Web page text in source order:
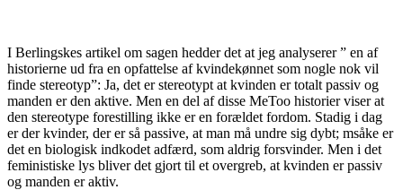
I Berlingskes artikel om sagen hedder det at jeg analyserer ” en af
historierne ud fra en opfattelse af kvindekønnet som nogle nok vil
finde stereotyp”: Ja, det er stereotypt at kvinden er totalt passiv og
manden er den aktive. Men en del af disse MeToo historier viser at
den stereotype forestilling ikke er en forældet fordom. Stadig i dag
er der kvinder, der er så passive, at man må undre sig dybt; msåke er
det en biologisk indkodet adfærd, som aldrig forsvinder. Men i det
feministiske lys bliver det gjort til et overgreb, at kvinden er passiv
og manden er aktiv.